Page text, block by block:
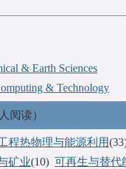
& Earth Sciences
& Technology
阅读）
程热物理与能源利用
矿业(10) 可再生与替代